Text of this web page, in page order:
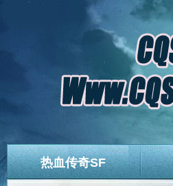
热血传奇SF